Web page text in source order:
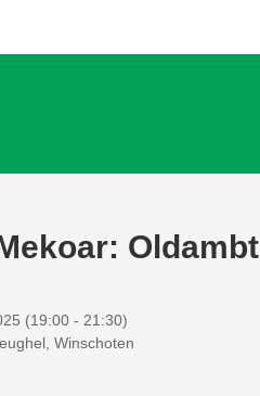
Oldambt
(19:00 - 21:30)
Winschoten